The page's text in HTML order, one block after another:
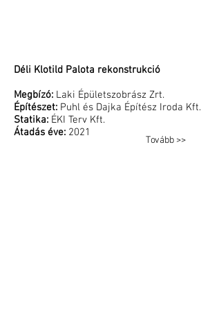
Déli Klotild Palota rekonstrukció
Megbízó: Laki Épületszobrász Zrt.
Építészet: Puhl és Dajka Építész Iroda Kft.
Statika: ÉKI Terv Kft.
Átadás éve: 2021
Tovább >>